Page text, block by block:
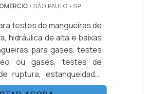
/ SÃO PAULO - SP
testes de mangueiras de
hidráulica de alta e baixas
para gases, testes
ou gases, testes de
ruptura, estanqueidade,
industrial de mangueiras